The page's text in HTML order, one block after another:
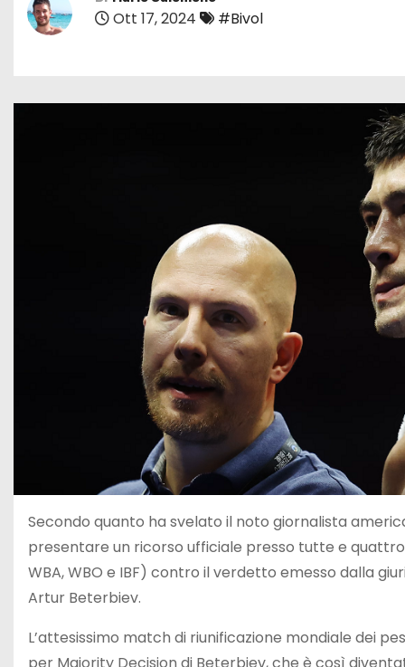
Ott 17, 2024 #Bivol
Secondo quanto ha svelato il noto giornalista
presentare un ricorso ufficiale presso tutte e
WBA, WBO e IBF) contro il verdetto emesso dalla
Artur Beterbiev.
L’attesissimo match di riunificazione mondiale dei